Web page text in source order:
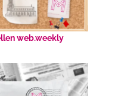
web.weekly